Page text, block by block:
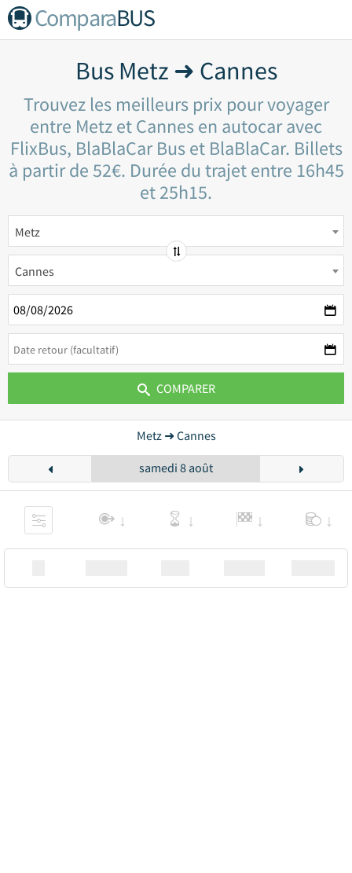
ComparaBUS
Bus Metz ➜ Cannes
Trouvez les meilleurs prix pour voyager
entre Metz et Cannes en autocar avec
FlixBus, BlaBlaCar Bus et BlaBlaCar. Billets
à partir de 52€. Durée du trajet entre 16h45
et 25h15.
Metz
Cannes
COMPARER
Metz ➜ Cannes
samedi 8 août